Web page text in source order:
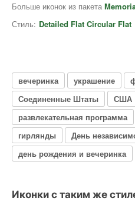
Больше иконок из пакета
Стиль: Detailed Flat Circular Flat
вечеринка украшение
Соединенные Штаты
США
развлекательная программа
гирлянды
День
день рождения и вечеринка
Иконки с таким же